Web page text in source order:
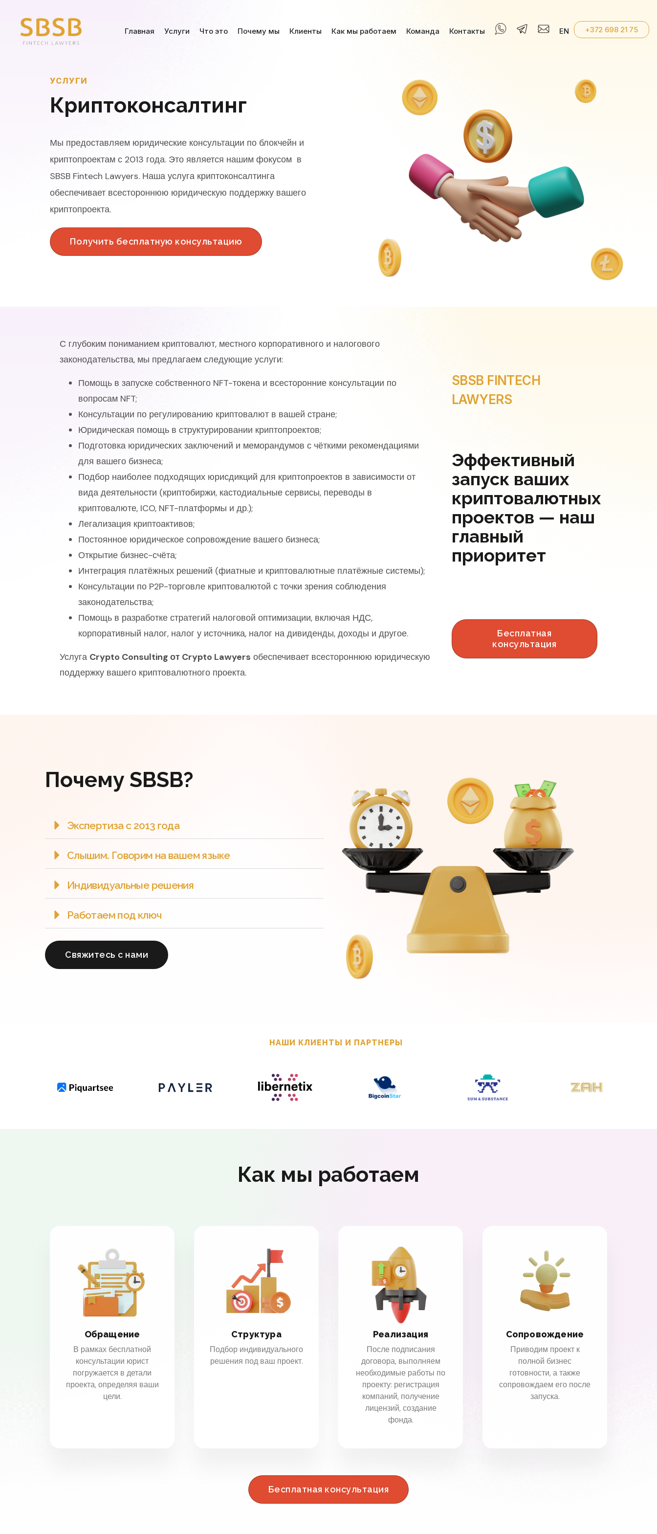
Главная Услуги Что это Почему мы Клиенты Как мы работаем Команда Контакты EN +372 698 21 75
УСЛУГИ
Криптоконсалтинг
Мы предоставляем юридические консультации по блокчейн и
криптопроектам с 2013 года. Это является нашим фокусом в
SBSB Fintech Lawyers. Наша услуга криптоконсалтинга
обеспечивает всестороннюю юридическую поддержку вашего
криптопроекта.
Получить бесплатную консультацию
С глубоким пониманием криптовалют, местного корпоративного и налогового
законодательства, мы предлагаем следующие услуги:
Помощь в запуске собственного NFT-токена и всесторонние консультации по
вопросам NFT;
Консультации по регулированию криптовалют в вашей стране;
Юридическая помощь в структурировании криптопроектов;
Подготовка юридических заключений и меморандумов с чёткими рекомендациями
для вашего бизнеса;
Подбор наиболее подходящих юрисдикций для криптопроектов в зависимости от
вида деятельности (криптобиржи, кастодиальные сервисы, переводы в
криптовалюте, ICO, NFT-платформы и др.);
Легализация криптоактивов;
Постоянное юридическое сопровождение вашего бизнеса;
Открытие бизнес-счёта;
Интеграция платёжных решений (фиатные и криптовалютные платёжные системы);
Консультации по P2P-торговле криптовалютой с точки зрения соблюдения
законодательства;
Помощь в разработке стратегий налоговой оптимизации, включая НДС,
корпоративный налог, налог у источника, налог на дивиденды, доходы и другое.
Услуга Crypto Consulting от Crypto Lawyers обеспечивает всестороннюю юридическую
поддержку вашего криптовалютного проекта.
SBSB FINTECH
LAWYERS
Эффективный
запуск ваших
криптовалютных
проектов — наш
главный
приоритет
Бесплатная
консультация
Почему SBSB?
Экспертиза с 2013 года
Слышим. Говорим на вашем языке
Индивидуальные решения
Работаем под ключ
Cвяжитесь с нами
НАШИ КЛИЕНТЫ И ПАРТНЕРЫ
Как мы работаем
Обращение
В рамках бесплатной
консультации юрист
погружается в детали
проекта, определяя ваши
цели.
Структура
Подбор индивидуального
решения под ваш проект.
Реализация
После подписания
договора, выполняем
необходимые работы по
проекту: регистрация
компаний, получение
лицензий, создание
фонда.
Сопровождение
Приводим проект к
полной бизнес
готовности, а также
сопровождаем его после
запуска.
Бесплатная консультация